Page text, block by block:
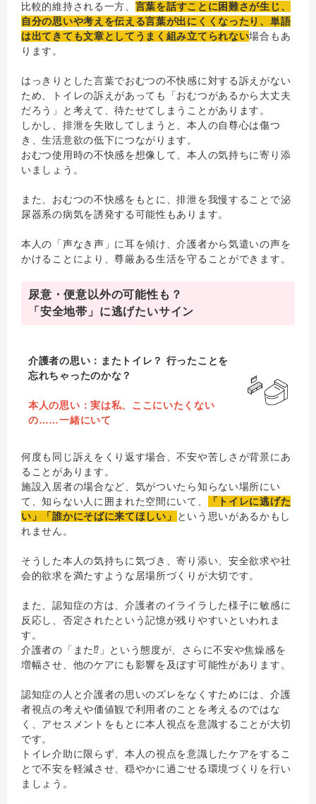
比較的維持される一方、 言葉を話すことに困難さが生じ、
自分の思いや考えを伝える言葉が出にくくなったり、単語
は出てきても文章としてうまく組み立てられない場合もあ
ります。
はっきりとした言葉でおむつの不快感に対する訴えがない
ため、トイレの訴えがあっても「おむつがあるから大丈夫
だろう」と考えて、待たせてしまうことがあります。
しかし、排泄を失敗してしまうと、本人の自尊心は傷つ
き、生活意欲の低下につながります。
おむつ使用時の不快感を想像して、本人の気持ちに寄り添
いましょう。
また、おむつの不快感をもとに、排泄を我慢することで泌
尿器系の病気を誘発する可能性もあります。
本人の「声なき声」に耳を傾け、介護者から気遣いの声を
かけることにより、尊厳ある生活を守ることができます。
尿意・便意以外の可能性も？
「安全地帯」に逃げたいサイン
介護者の思い：またトイレ？ 行ったことを
忘れちゃったのかな？
本人の思い：実は私、ここにいたくない
の……一緒にいて
何度も同じ訴えをくり返す場合、不安や苦しさが背景にあ
ることがあります。
施設入居者の場合など、気がついたら知らない場所にい
て、知らない人に囲まれた空間にいて、
「トイレに逃げた
い」「誰かにそばに来てほしい」
という思いがあるかもし
れません。
そうした本人の気持ちに気づき、寄り添い、安全欲求や社
会的欲求を満たすような居場所づくりが大切です。
また、認知症の方は、介護者のイライラした様子に敏感に
反応し、否定されたという記憶が残りやすいといわれま
す。
介護者の「また⁉」という態度が、さらに不安や焦燥感を
増幅させ、他のケアにも影響を及ぼす可能性があります。
認知症の人と介護者の思いのズレをなくすためには、介護
者視点の考えや価値観で利用者のことを考えるのではな
く、アセスメントをもとに本人視点を意識することが大切
です。
トイレ介助に限らず、本人の視点を意識したケアをするこ
とで不安を軽減させ、穏やかに過ごせる環境づくりを行い
ましょう。